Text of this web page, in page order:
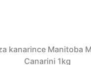
kanarince Manitoba
Canarini 1kg